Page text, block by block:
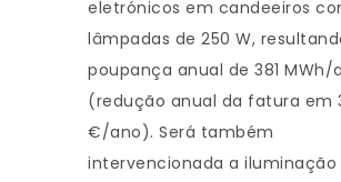
eletrónicos em candeeiros
lâmpadas de 250 W,
poupança anual de 381 MWh/
(redução anual da fatura em
€/ano). Será também
intervencionada a iluminação